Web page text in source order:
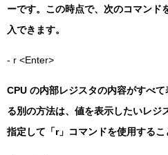
ーです。この時点で、次のコマンド
入できます。
- r <Enter>
CPU の内部レジスタの内容がすべ
る別の方法は、値を表示したいレジ
指定して「r」コマンドを使用する